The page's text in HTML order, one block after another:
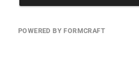
POWERED BY FORMCRAFT